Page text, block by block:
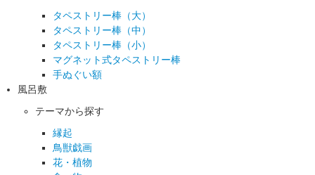
タペストリー棒（大）
タペストリー棒（中）
タペストリー棒（小）
マグネット式タペストリー棒
手ぬぐい額
風呂敷
テーマから探す
縁起
鳥獣戯画
花・植物